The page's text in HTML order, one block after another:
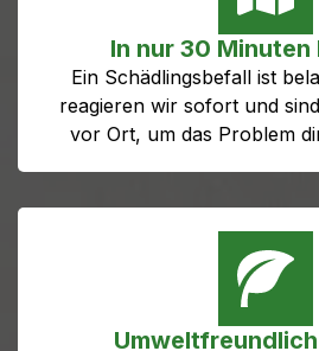
In nur 30 Minuten
Ein Schädlingsbefall ist
reagieren wir sofort und
vor Ort, um das Problem